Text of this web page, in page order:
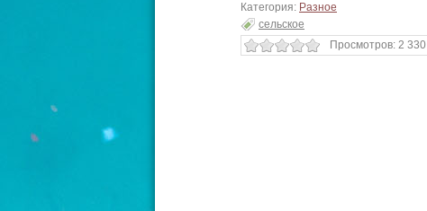
Категория: Разное
сельское
Просмотров: 2 330